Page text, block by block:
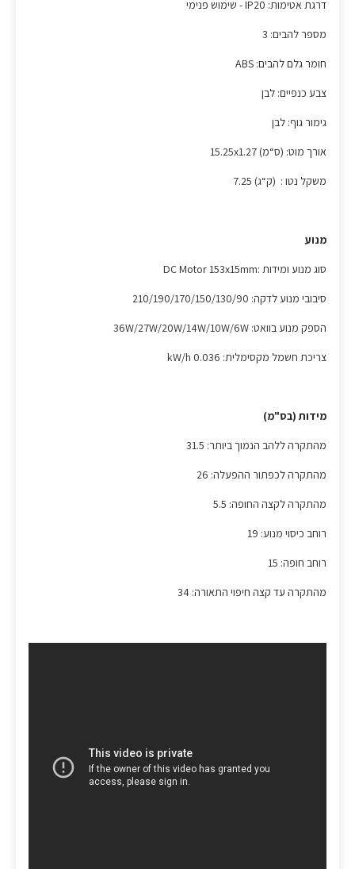
דרגת אטימות: IP20 - שימוש פנימי
מספר להבים: 3
חומר גלם להבים: ABS
צבע כנפיים: לבן
גימור גוף: לבן
אורך מוט: (ס“מ) 15.25x1.27
משקל נטו : (ק“ג) 7.25
מנוע
סוג מנוע ומידות :DC Motor 153x15mm
סיבובי מנוע לדקה: 210/190/170/150/130/90
הספק מנוע בוואט: 36W/27W/20W/14W/10W/6W
צריכת חשמל מקסימלית: 0.036 kW/h
מידות (בס"מ)
מהתקרה ללהב הנמוך ביותר: 31.5
מהתקרה לכפתור ההפעלה: 26
מהתקרה לקצה החופה: 5.5
רוחב כיסוי מנוע: 19
רוחב חופה: 15
מהתקרה עד קצה חיפוי התאורה: 34